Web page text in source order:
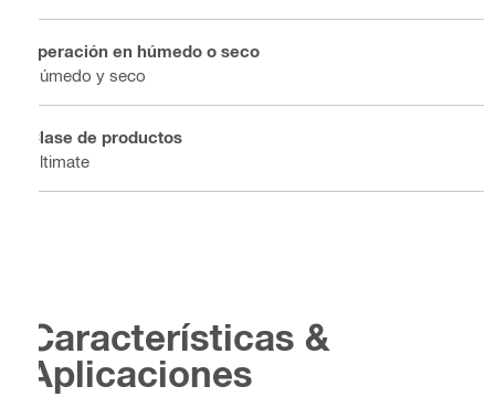
operación en húmedo o seco
Húmedo y seco
Clase de productos
Ultimate
Características &
Aplicaciones